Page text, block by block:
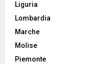
Liguria
Lombardia
Marche
Molise
Piemonte